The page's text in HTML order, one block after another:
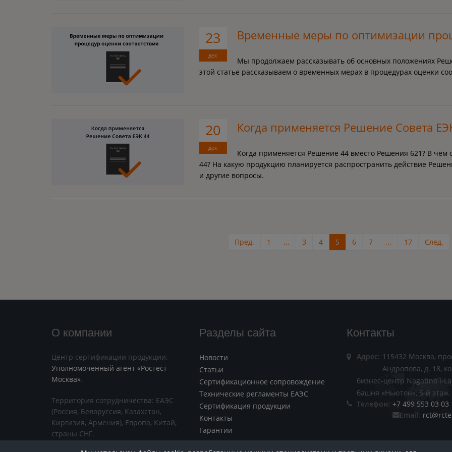
23
дек
Временные меры по оптимизации
Мы продолжаем рассказывать об основных положениях
этой статье рассказываем о временных мерах в процедурах оценки
20
дек
Когда применяется Решение Совета
Когда применяется Решение 44 вместо Решения 621? В чём
44? На какую продукцию планируется распространить действие
и другие вопросы.
Пред. 1 ... 3 4 5 6 7 ... 17 След.
О компании
Центр сертификации продукции.
Уполномоченный агент «Ростест-
Москва».
Территория сотрудничества: ЕАЭС
(Россия, Белоруссия, Казахстан,
Киргизия, Армения), Европа, Китай,
страны СНГ.
Разделы сайта
Новости
Статьи
Сертификационное сопровождение
Технические регламенты ЕАЭС
Сертификация продукции
Контакты
Гарантии
Контакты
Адрес: 115432 Москва,
Андропова, д. 18,
бизнес-центр Nagatino i-
башня «Ньютон», 5-й этаж.
Телефон: +7 499 553 03 03
Email: